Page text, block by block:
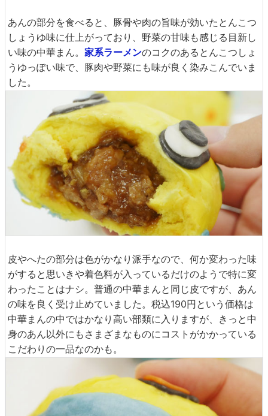
あんの部分を食べると、豚骨や肉の旨味が効いたとんこつ
しょうゆ味に仕上がっており、野菜の甘味も感じる目新し
い味の中華まん。 家系ラーメンのコクのあるとんこつしょ
うゆっぽい味で、豚肉や野菜にも味が良く染みこんでいま
した。
皮やへたの部分は色がかなり派手なので、何か変わった味
がすると思いきや着色料が入っているだけのようで特に変
わったことはナシ。普通の中華まんと同じ皮ですが、あん
の味を良く受け止めていました。税込190円という価格は
中華まんの中ではかなり高い部類に入りますが、きっと中
身のあん以外にもさまざまなものにコストがかかっている
こだわりの一品なのかも。